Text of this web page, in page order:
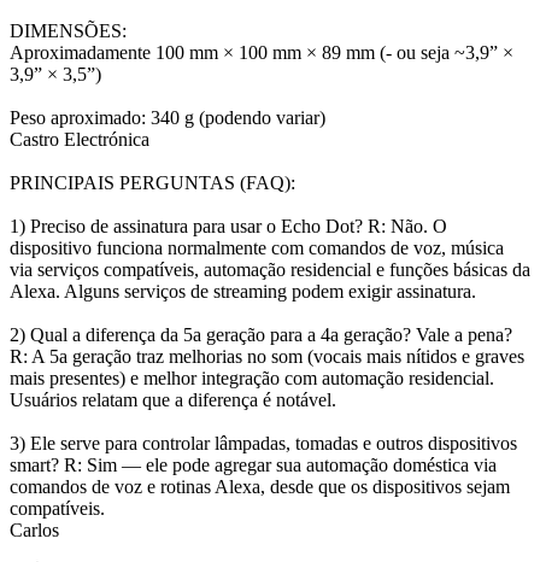
DIMENSÕES:
Aproximadamente 100 mm × 100 mm × 89 mm (- ou seja ~3,9” ×
3,9” × 3,5”)
Peso aproximado: 340 g (podendo variar)
Castro Electrónica
PRINCIPAIS PERGUNTAS (FAQ):
1) Preciso de assinatura para usar o Echo Dot? R: Não. O
dispositivo funciona normalmente com comandos de voz, música
via serviços compatíveis, automação residencial e funções básicas da
Alexa. Alguns serviços de streaming podem exigir assinatura.
2) Qual a diferença da 5a geração para a 4a geração? Vale a pena?
R: A 5a geração traz melhorias no som (vocais mais nítidos e graves
mais presentes) e melhor integração com automação residencial.
Usuários relatam que a diferença é notável.
3) Ele serve para controlar lâmpadas, tomadas e outros dispositivos
smart? R: Sim — ele pode agregar sua automação doméstica via
comandos de voz e rotinas Alexa, desde que os dispositivos sejam
compatíveis.
Carlos